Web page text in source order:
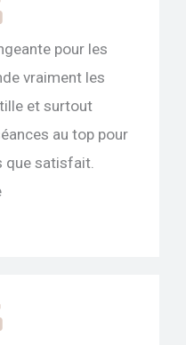
pour les
vraiment les
et surtout
au top pour
que satisfait.